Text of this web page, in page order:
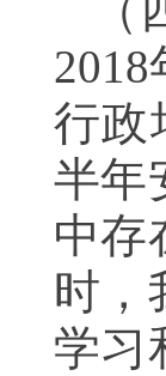
行政
半年
中存
时，
学习